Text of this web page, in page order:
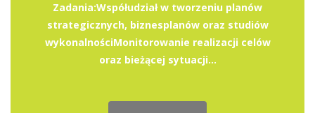
Zadania:Współudział w tworzeniu planów
strategicznych, biznesplanów oraz studiów
wykonalnościMonitorowanie realizacji celów
oraz bieżącej sytuacji...